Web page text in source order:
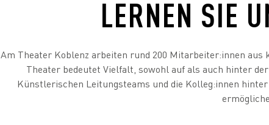
LERNEN SIE
Am Theater Koblenz arbeiten rund 200 Mitarbeiter:innen aus
Theater bedeutet Vielfalt, sowohl auf als auch hinter
Künstlerischen Leitungsteams und die Kolleg:innen